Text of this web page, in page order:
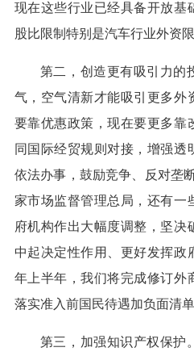
现在这些行业已经具备开放基
股比限制特别是汽车行业外资限
第二，创造更有吸引力的
气，空气清新才能吸引更多外
要靠优惠政策，现在要更多靠
同国际经贸规则对接，增强
依法办事，鼓励竞争、反对垄
家市场监督管理总局，还有一
府机构作出大幅度调整，坚决
中起决定性作用、更好发挥政
年上半年，我们将完成修订外
落实准入前国民待遇加负面清单
第三，加强知识产权保护